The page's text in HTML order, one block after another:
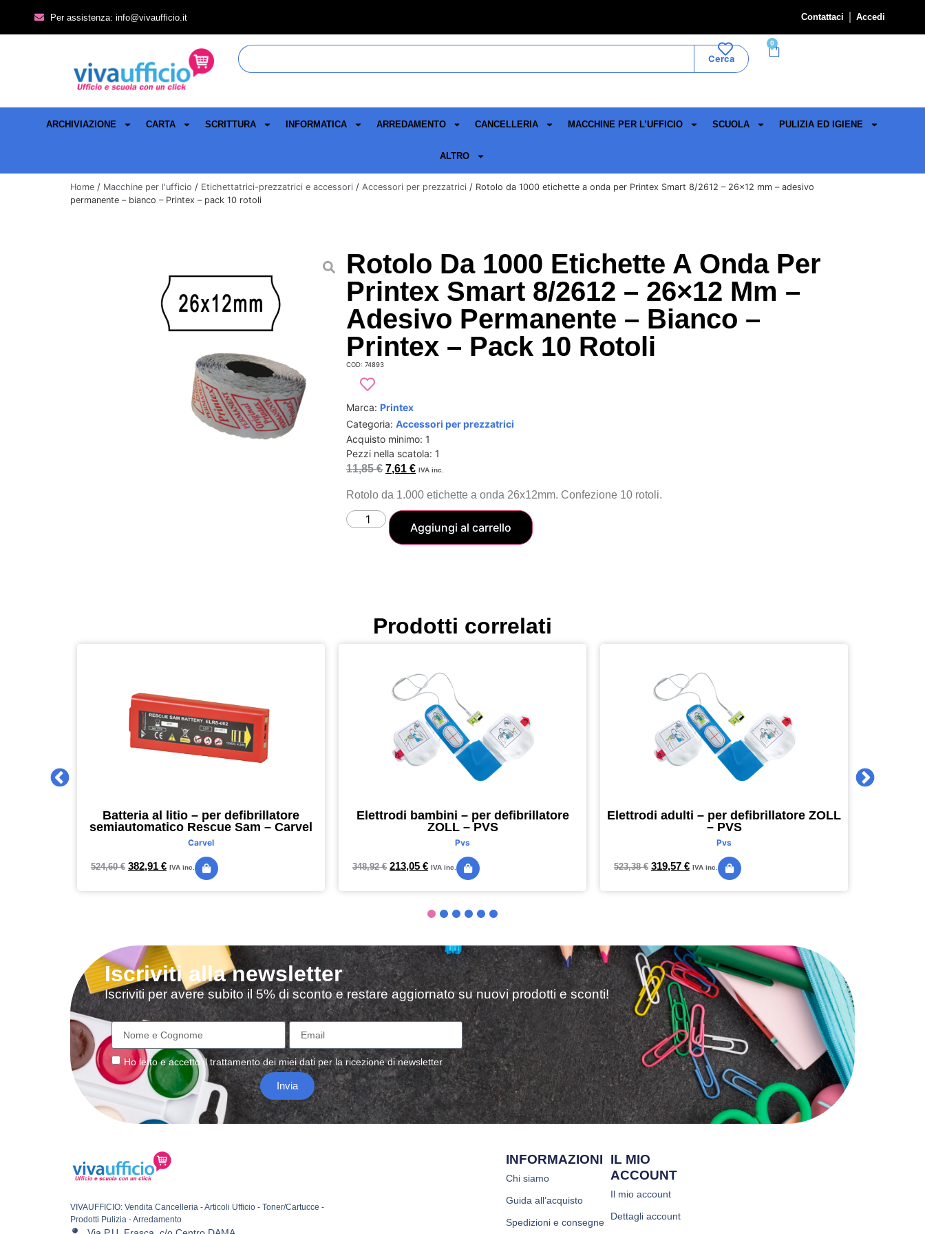
Per assistenza: info@vivaufficio.it Contattaci Accedi
Cerca
0
ARCHIVIAZIONE CARTA SCRITTURA INFORMATICA ARREDAMENTO CANCELLERIA MACCHINE PER L’UFFICIO SCUOLA PULIZIA ED IGIENE
ALTRO
Home / Macchine per l'ufficio / Etichettatrici-prezzatrici e accessori / Accessori per prezzatrici / Rotolo da 1000 etichette a onda per Printex Smart 8/2612 – 26×12 mm – adesivo
permanente – bianco – Printex – pack 10 rotoli
Rotolo Da 1000 Etichette A Onda Per
Printex Smart 8/2612 – 26×12 Mm –
Adesivo Permanente – Bianco –
Printex – Pack 10 Rotoli
COD: 74893
Marca:Printex
Categoria:Accessori per prezzatrici
Acquisto minimo: 1
Pezzi nella scatola: 1
11,85€ 7,61€ IVA inc.
Rotolo da 1.000 etichette a onda 26x12mm. Confezione 10 rotoli.
Aggiungi al carrello
Prodotti correlati
Batteria al litio – per defibrillatore
semiautomatico Rescue Sam – Carvel
Carvel
524,60€ 382,91 € IVA inc.
Elettrodi bambini – per defibrillatore
ZOLL – PVS
Pvs
348,92€ 213,05 € IVA inc.
Elettrodi adulti – per defibrillatore ZOLL
– PVS
Pvs
523,38€ 319,57 € IVA inc.
Iscriviti alla newsletter
Iscriviti per avere subito il 5% di sconto e restare aggiornato su nuovi prodotti e sconti!
Ho letto e accetto iltrattamentodei miei dati per la ricezione di newsletter
Invia
VIVAUFFICIO: Vendita Cancelleria - Articoli Ufficio - Toner/Cartucce -
Prodotti Pulizia - Arredamento
INFORMAZIONI
Chi siamo
Guida all’acquisto
Spedizioni e consegne
IL MIO
ACCOUNT
Il mio account
Dettagli account